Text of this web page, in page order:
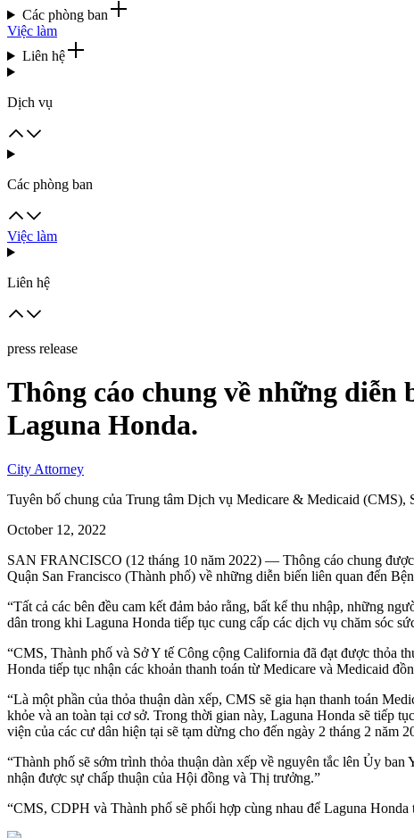
Các phòng ban
Việc làm
Liên hệ
Dịch vụ
Các phòng ban
Việc làm
Liên hệ
press release
Thông cáo chung về những
Laguna Honda.
City Attorney
Tuyên bố chung của Trung tâm Dịch vụ Medicare & Medicaid
October 12, 2022
SAN FRANCISCO (12 tháng 10 năm 2022) — Thông cáo chung
Quận San Francisco (Thành phố) về những diễn biến liên quan đến
“Tất cả các bên đều cam kết đảm bảo rằng, bất kể thu nhập, những
dân trong khi Laguna Honda tiếp tục cung cấp các dịch vụ chăm sóc
“CMS, Thành phố và Sở Y tế Công cộng California đã đạt được thỏa
Honda tiếp tục nhận các khoản thanh toán từ Medicare và Medicaid
“Là một phần của thỏa thuận dàn xếp, CMS sẽ gia hạn thanh toán
khỏe và an toàn tại cơ sở. Trong thời gian này, Laguna Honda sẽ tiếp
viện của các cư dân hiện tại sẽ tạm dừng cho đến ngày 2 tháng 2 năm
“Thành phố sẽ sớm trình thỏa thuận dàn xếp về nguyên tắc lên Ủy
nhận được sự chấp thuận của Hội đồng và Thị trưởng.”
“CMS, CDPH và Thành phố sẽ phối hợp cùng nhau để Laguna